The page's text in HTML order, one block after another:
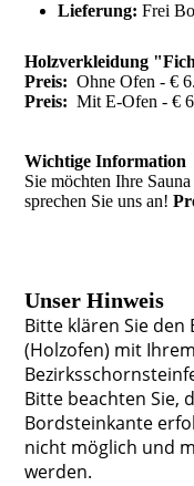
Lieferung:Frei
Holzverkleidung
Preis: Ohne Ofen - €
Preis: Mit E-Ofen - €
Wichtige Information
Sie möchten Ihre
sprechen Sie uns an!
Unser Hinweis
Bitte klären Sie den
(Holzofen) mit
Bitte beachten Sie,
Bordsteinkante
nicht möglich und
werden.